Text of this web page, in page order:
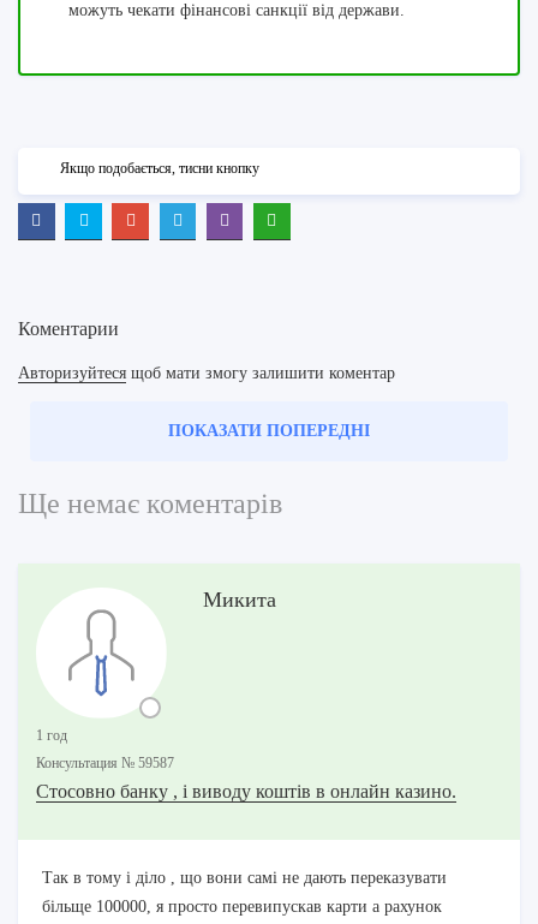
можуть чекати фінансові санкції від держави.
Якщо подобається, тисни кнопку
Коментарии
Авторизуйтеся щоб мати змогу залишити коментар
ПОКАЗАТИ ПОПЕРЕДНІ
Ще немає коментарів
Микита
1 год
Консультация № 59587
Стосовно банку , і виводу коштів в онлайн казино.
Так в тому і діло , що вони самі не дають переказувати
більще 100000, я просто перевипускав карти а рахунок